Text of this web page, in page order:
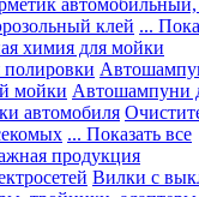
клей ...
химия для мойки
полировки
мойки Автошампуни
автомобиля
... Показать все
продукция
Вилки с